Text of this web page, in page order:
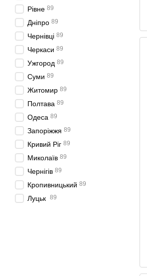
Рівне 89
Дніпро 89
Чернівці 89
Черкаси 89
Ужгород 89
Суми 89
Житомир 89
Полтава 89
Одеса 89
Запоріжжя 89
Кривий Ріг 89
Миколаїв 89
Чернігів 89
Кропивницький 89
Луцьк 89